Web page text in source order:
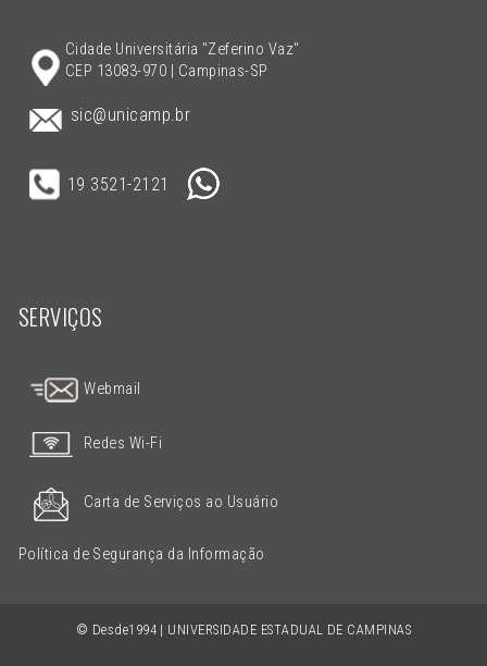
© Desde1994 | UNIVERSIDADE ESTADUAL DE CAMPINAS
Cidade Universitária "Zeferino Vaz"
CEP 13083-970 | Campinas-SP
sic@unicamp.br
19 3521-2121
SERVIÇOS
Webmail
Redes Wi-Fi
Carta de Serviços ao Usuário
Política de Segurança da Informação